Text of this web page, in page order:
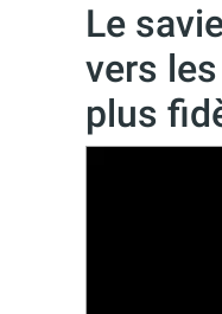
Le
vers
plus